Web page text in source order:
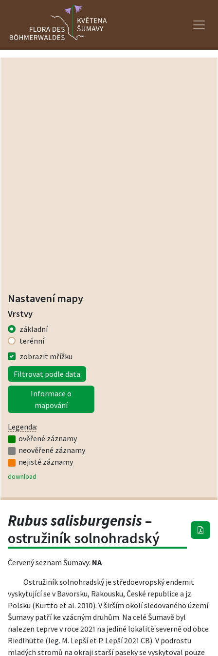
Nastavení mapy
Vrstvy
základní
terénní
zobrazit mřížku
Filtrovat podle data
Informace o
mapování
Legenda:
ověřené záznamy
neověřené záznamy
nejisté záznamy
download
Rubus salisburgensis–
ostružiník solnohradský
Červený seznam Šumavy: NA
Ostružiník solnohradský je středoevropský endemit
vyskytující se v Bavorsku, Rakousku, České republice a jz.
Polsku (Kurtto et al. 2010). V širším okolí sledovaného území
Šumavy patří ke vzácným druhům. Na celé Šumavě byl
nalezen teprve v roce 2021 na jediné lokalitě severně od obce
Riedlhütte (leg. M. Lepší et P. Lepší 2021 CB). V podrostu
mladých stromů na okraji starší paseky se vyskytoval pouze